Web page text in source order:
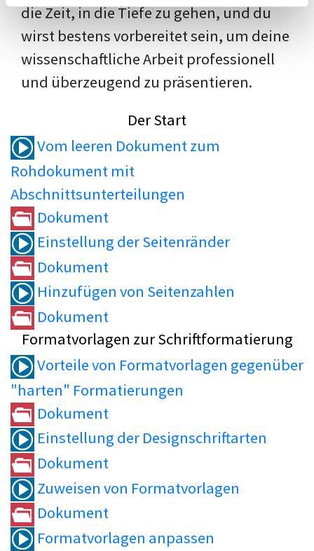
die Zeit, in die Tiefe zu gehen, und du
wirst bestens vorbereitet sein, um deine
wissenschaftliche Arbeit professionell
und überzeugend zu präsentieren.
Der Start
Vom leeren Dokument zum
Rohdokument mit
Abschnittsunterteilungen
Dokument
Einstellung der Seitenränder
Dokument
Hinzufügen von Seitenzahlen
Dokument
Formatvorlagen zur Schriftformatierung
Vorteile von Formatvorlagen gegenüber
"harten" Formatierungen
Dokument
Einstellung der Designschriftarten
Dokument
Zuweisen von Formatvorlagen
Dokument
Formatvorlagen anpassen